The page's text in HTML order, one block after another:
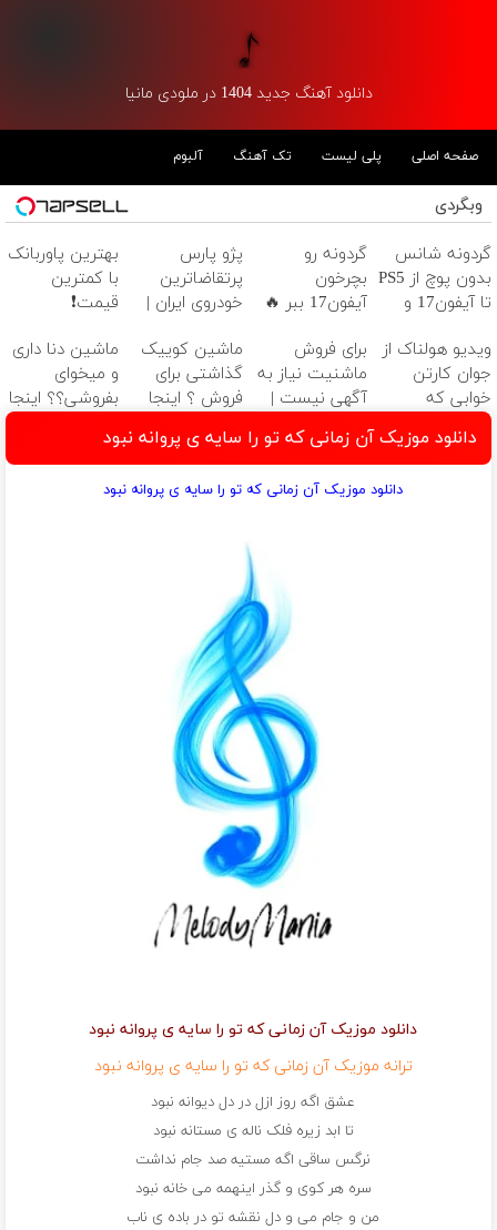
دانلود آهنگ جدید 1404 در ملودی مانیا
صفحه اصلی پلی لیست تک آهنگ آلبوم
وبگردی
گردونه شانس
بدون پوچ از PS5
تا آیفون17 و
گردونه رو
بچرخون
آیفون17 ببر 🔥
پژو پارس
پرتقاضاترین
خودروی ایران |
فرصت رو از
دست نده!
بهترین پاوربانک
با کمترین
قیمت❗
ویدیو هولناک از
جوان کارتن
خوابی که
میلیاردر شد.
آموزش رایگان
برای فروش
ماشنیت نیاز به
آگهی نیست |
بفروشش
ماشین کوییک
گذاشتی برای
فروش ؟ اینجا
بفروش
ماشین دنا داری
و میخوای
بفروشی؟؟ اینجا
بفروشدانلود موزیک آن زمانی که تو را سایه ی پروانه نبود
دانلود موزیک آن زمانی که تو را سایه ی پروانه نبود
دانلود موزیک آن زمانی که تو را سایه ی پروانه نبود
ترانه موزیک آن زمانی که تو را سایه ی پروانه نبود
عشق اگه روز ازل در دل دیوانه نبود
تا ابد زیره فلک ناله ی مستانه نبود
نرگس ساقی اگه مستیه صد جام نداشت
سره هر کوی و گذر اینهمه می خانه نبود
من و جام می و دل نقشه تو در باده ی ناب